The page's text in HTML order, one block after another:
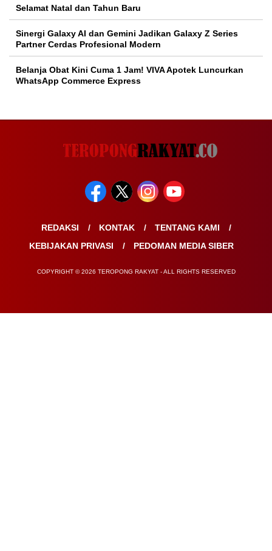
Selamat Natal dan Tahun Baru
Sinergi Galaxy AI dan Gemini Jadikan Galaxy Z Series
Partner Cerdas Profesional Modern
Belanja Obat Kini Cuma 1 Jam! VIVA Apotek Luncurkan
WhatsApp Commerce Express
REDAKSI KONTAK
TENTANG KAMI
KEBIJAKAN PRIVASI
PEDOMAN MEDIA SIBER
COPYRIGHT © 2026 TEROPONG RAKYAT - ALL RIGHTS RESERVED